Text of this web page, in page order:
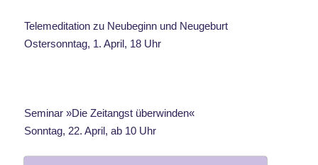
Telemeditation zu Neubeginn und Neugeburt
Ostersonntag, 1. April, 18 Uhr
Seminar »Die Zeitangst überwinden«
Sonntag, 22. April, ab 10 Uhr